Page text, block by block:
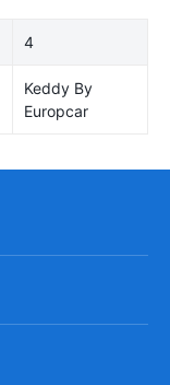
4
Keddy By
Europcar